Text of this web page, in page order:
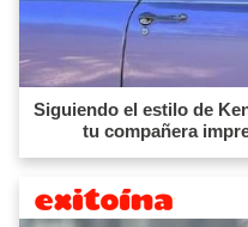
Siguiendo el estilo de
tu compañera